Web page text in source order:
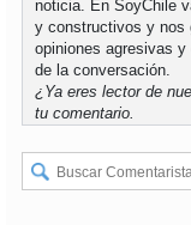
noticia. En SoyChile
y constructivos y nos
opiniones agresivas
de la conversación.
¿Ya eres lector de
tu comentario.